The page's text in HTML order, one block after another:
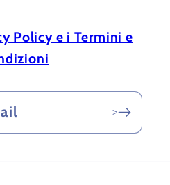
Policy e i Termini e
>